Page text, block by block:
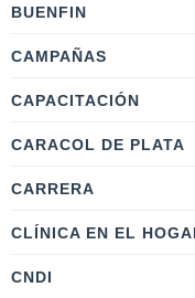
BUENFIN
CAMPAÑAS
CAPACITACIÓN
CARACOL DE PLATA
CARRERA
CLÍNICA EN EL
CNDI